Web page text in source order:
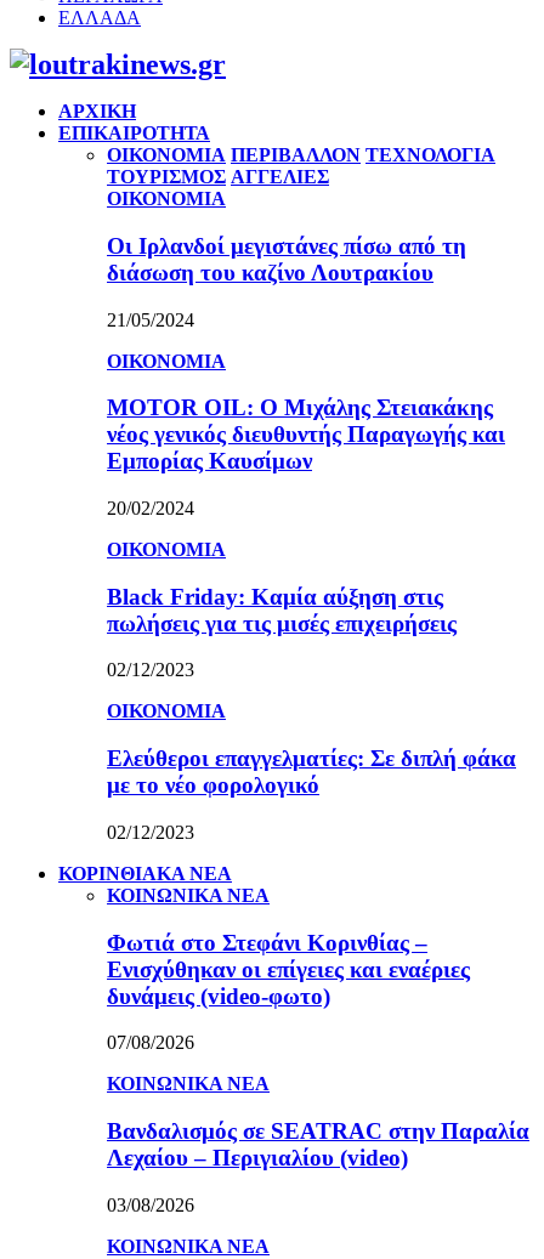
ΕΛΛΑΔΑ
Facebook
Twitter
Instagram
Pinterest
Youtube
ΑΡΧΙΚΗ
ΕΠΙΚΑΙΡΟΤΗΤΑ
ΟΙΚΟΝΟΜΙΑ ΠΕΡΙΒΑΛΛΟΝ ΤΕΧΝΟΛΟΓΙΑ
ΤΟΥΡΙΣΜΟΣ ΑΓΓΕΛΙΕΣ
ΟΙΚΟΝΟΜΙΑ
Οι Ιρλανδοί μεγιστάνες πίσω από τη
διάσωση του καζίνο Λουτρακίου
21/05/2024
ΟΙΚΟΝΟΜΙΑ
MOTOR OIL: Ο Μιχάλης Στειακάκης
νέος γενικός διευθυντής Παραγωγής και
Εμπορίας Καυσίμων
20/02/2024
ΟΙΚΟΝΟΜΙΑ
Black Friday: Καμία αύξηση στις
πωλήσεις για τις μισές επιχειρήσεις
02/12/2023
ΟΙΚΟΝΟΜΙΑ
Ελεύθεροι επαγγελματίες: Σε διπλή φάκα
με το νέο φορολογικό
02/12/2023
ΚΟΡΙΝΘΙΑΚΑ ΝΕΑ
ΚΟΙΝΩΝΙΚΑ ΝΕΑ
Φωτιά στο Στεφάνι Κορινθίας –
Ενισχύθηκαν οι επίγειες και εναέριες
δυνάμεις (video-φωτο)
07/08/2026
ΚΟΙΝΩΝΙΚΑ ΝΕΑ
Βανδαλισμός σε SEATRAC στην Παραλία
Λεχαίου – Περιγιαλίου (video)
03/08/2026
ΚΟΙΝΩΝΙΚΑ ΝΕΑ